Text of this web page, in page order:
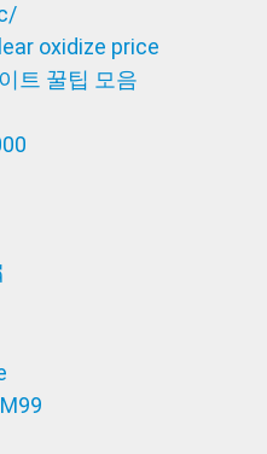
oxidize price​
트 꿀팁 모음